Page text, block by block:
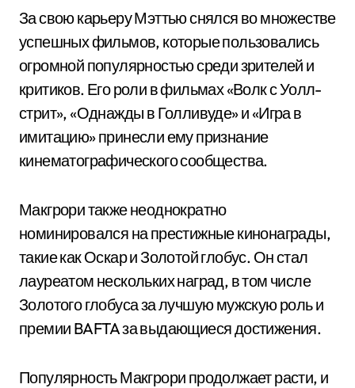
За свою карьеру Мэттью снялся во множестве
успешных фильмов, которые пользовались
огромной популярностью среди зрителей и
критиков. Его роли в фильмах «Волк с Уолл-
стрит», «Однажды в Голливуде» и «Игра в
имитацию» принесли ему признание
кинематографического сообщества.
Макгрори также неоднократно
номинировался на престижные кинонаграды,
такие как Оскар и Золотой глобус. Он стал
лауреатом нескольких наград, в том числе
Золотого глобуса за лучшую мужскую роль и
премии BAFTA за выдающиеся достижения.
Популярность Макгрори продолжает расти, и